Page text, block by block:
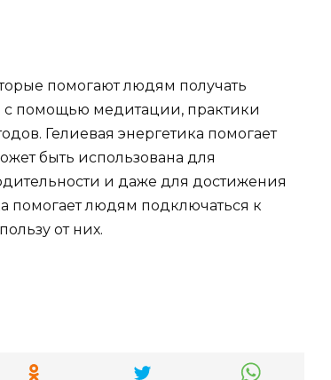
помогают людям получать
с помощью медитации, практики
Гелиевая энергетика помогает
быть использована для
и даже для достижения
помогает людям подключаться к
от них.